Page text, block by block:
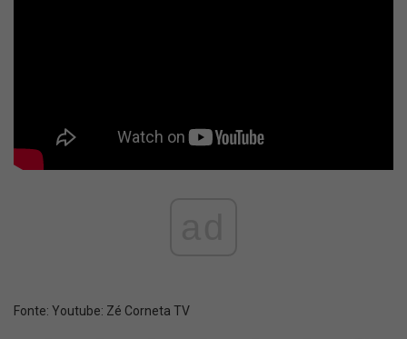
Fonte: Youtube: Zé Corneta TV